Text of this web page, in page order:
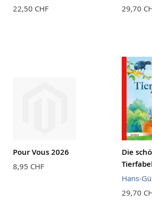
22,50 CHF
29,70
Pour Vous 2026
8,95 CHF
Die
Hans-
29,70